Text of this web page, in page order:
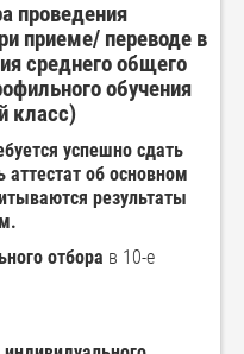
проведения
приеме/ переводе в
среднего общего
обучения
класс)
успешно сдать
об основном
результаты
отбора в 10-е